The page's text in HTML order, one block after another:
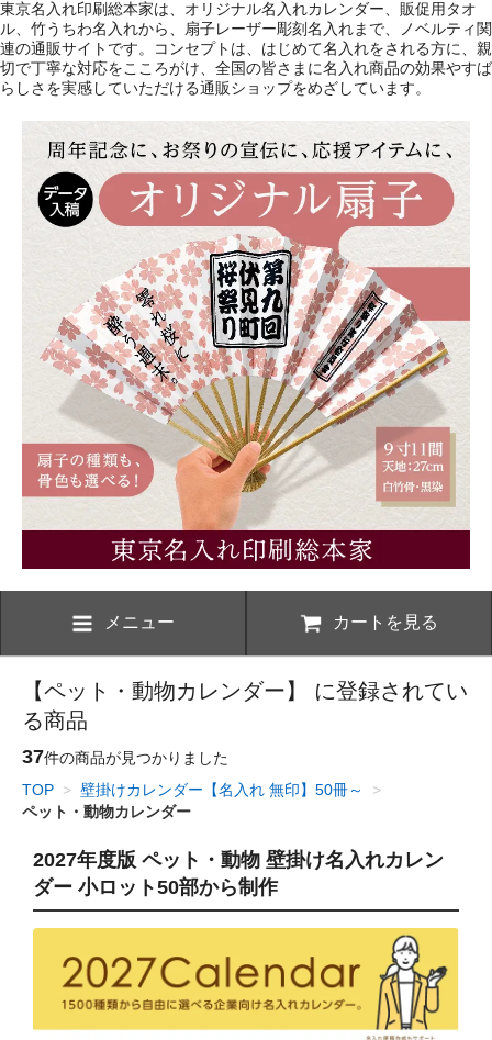
東京名入れ印刷総本家は、オリジナル名入れカレンダー、販促用タオ
ル、竹うちわ名入れから、扇子レーザー彫刻名入れまで、ノベルティ関
連の通販サイトです。コンセプトは、はじめて名入れをされる方に、親
切で丁寧な対応をこころがけ、全国の皆さまに名入れ商品の効果やすば
らしさを実感していただける通販ショップをめざしています。
メニュー カートを見る
【ペット・動物カレンダー】 に登録されてい
る商品
37件の商品が見つかりました
TOP > 壁掛けカレンダー【名入れ 無印】50冊～
>
ペット・動物カレンダー
2027年度版 ペット・動物 壁掛け名入れカレン
ダー 小ロット50部から制作